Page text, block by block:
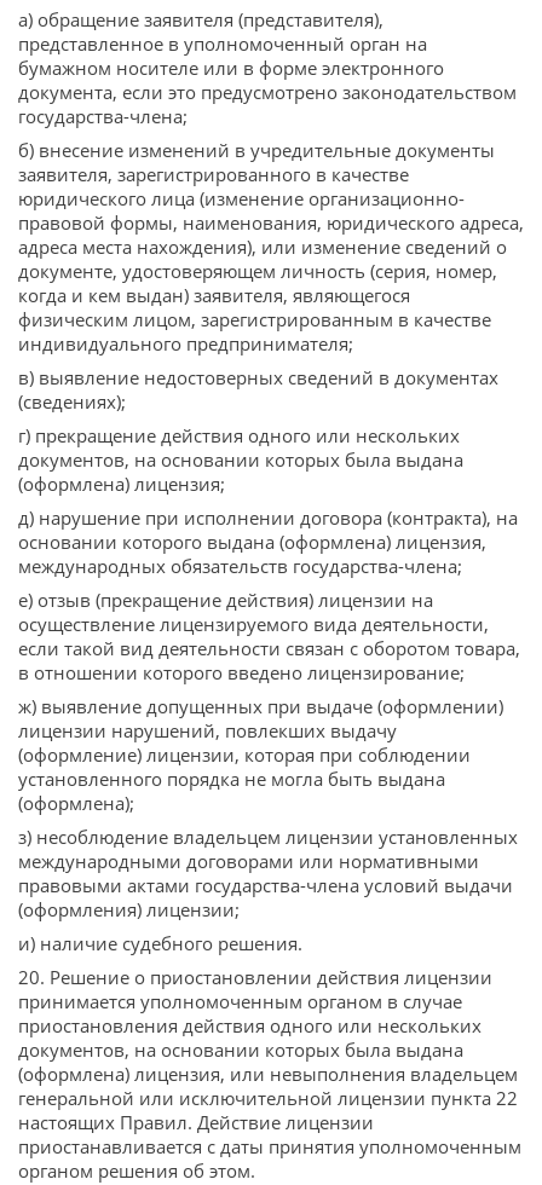
а) обращение заявителя (представителя),
представленное в уполномоченный орган на
бумажном носителе или в форме электронного
документа, если это предусмотрено законодательством
государства-члена;
б) внесение изменений в учредительные документы
заявителя, зарегистрированного в качестве
юридического лица (изменение организационно-
правовой формы, наименования, юридического адреса,
адреса места нахождения), или изменение сведений о
документе, удостоверяющем личность (серия, номер,
когда и кем выдан) заявителя, являющегося
физическим лицом, зарегистрированным в качестве
индивидуального предпринимателя;
в) выявление недостоверных сведений в документах
(сведениях);
г) прекращение действия одного или нескольких
документов, на основании которых была выдана
(оформлена) лицензия;
д) нарушение при исполнении договора (контракта), на
основании которого выдана (оформлена) лицензия,
международных обязательств государства-члена;
е) отзыв (прекращение действия) лицензии на
осуществление лицензируемого вида деятельности,
если такой вид деятельности связан с оборотом товара,
в отношении которого введено лицензирование;
ж) выявление допущенных при выдаче (оформлении)
лицензии нарушений, повлекших выдачу
(оформление) лицензии, которая при соблюдении
установленного порядка не могла быть выдана
(оформлена);
з) несоблюдение владельцем лицензии установленных
международными договорами или нормативными
правовыми актами государства-члена условий выдачи
(оформления) лицензии;
и) наличие судебного решения.
20. Решение о приостановлении действия лицензии
принимается уполномоченным органом в случае
приостановления действия одного или нескольких
документов, на основании которых была выдана
(оформлена) лицензия, или невыполнения владельцем
генеральной или исключительной лицензии пункта 22
настоящих Правил. Действие лицензии
приостанавливается с даты принятия уполномоченным
органом решения об этом.